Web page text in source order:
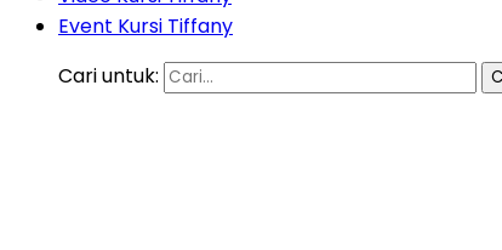
Event Kursi Tiffany
Cari untuk: